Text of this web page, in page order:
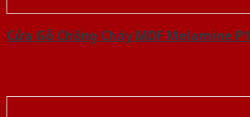
Cửa Gỗ Chống Cháy MDF Melamine P1